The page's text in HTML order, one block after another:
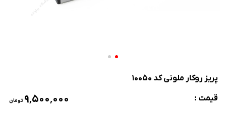
پریز روکار ملونی کد 10050
قیمت :
۹٬۵۰۰٬۰۰۰ تومان